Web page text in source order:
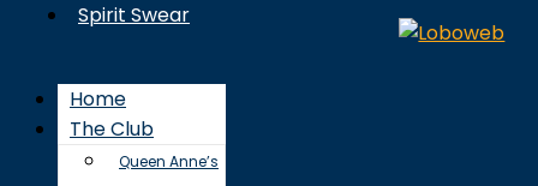
Spirit Swear
Home
The Club
Queen Anne’s